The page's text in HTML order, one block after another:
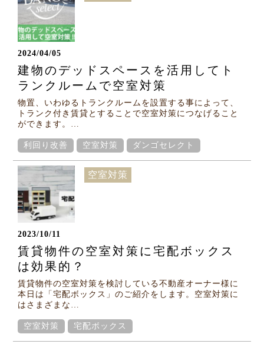
2024/04/05
建物のデッドスペースを活用してト
ランクルームで空室対策
物置、いわゆるトランクルームを設置する事によって、
トランク付き賃貸とすることで空室対策につなげること
ができます。…
利回り改善 空室対策 ダンゴセレクト
空室対策
2023/10/11
賃貸物件の空室対策に宅配ボックス
は効果的？
賃貸物件の空室対策を検討している不動産オーナー様に
本日は「宅配ボックス」のご紹介をします。空室対策に
はさまざまな…
空室対策 宅配ボックス